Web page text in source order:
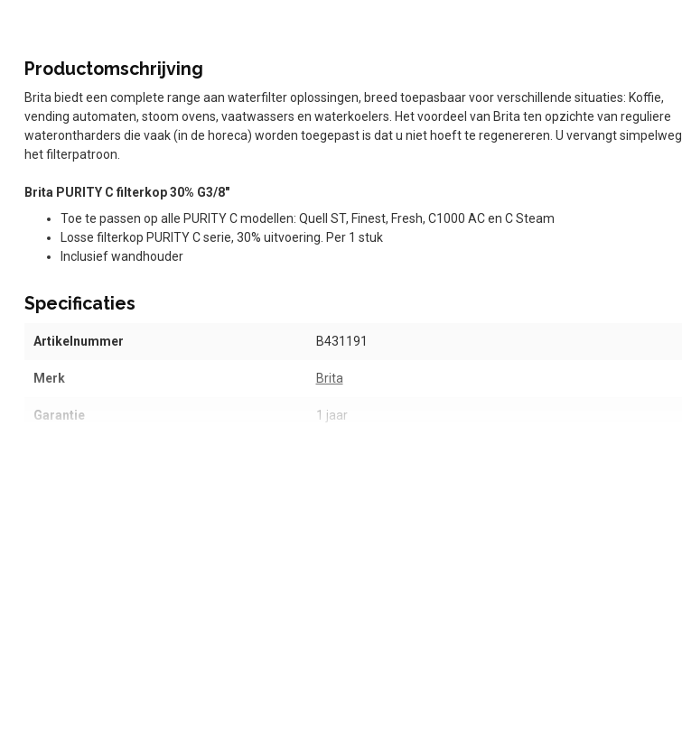
Productomschrijving
Brita biedt een complete range aan waterfilter oplossingen, breed toepasbaar voor verschillende situaties: Koffie,
vending automaten, stoom ovens, vaatwassers en waterkoelers. Het voordeel van Brita ten opzichte van reguliere
waterontharders die vaak (in de horeca) worden toegepast is dat u niet hoeft te regenereren. U vervangt simpelweg
het filterpatroon.
Brita PURITY C filterkop 30% G3/8"
Toe te passen op alle PURITY C modellen: Quell ST, Finest, Fresh, C1000 AC en C Steam
Losse filterkop PURITY C serie, 30% uitvoering. Per 1 stuk
Inclusief wandhouder
Specificaties
Artikelnummer B431191
Merk Brita
Garantie 1 jaar